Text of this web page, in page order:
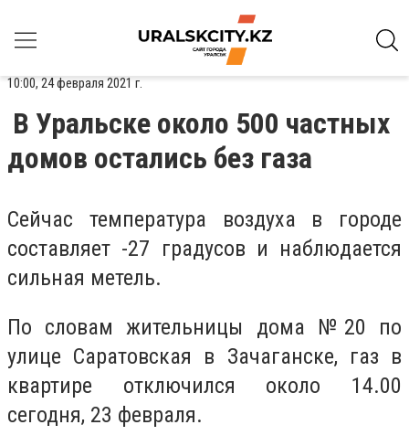
10:00, 24 февраля 2021 г.
В Уральске около 500 частных
домов остались без газа
Сейчас температура воздуха в городе
составляет -27 градусов и наблюдается
сильная метель.
По словам жительницы дома №20 по
улице Саратовская в Зачаганске, газ в
квартире отключился около 14.00
сегодня, 23 февраля.